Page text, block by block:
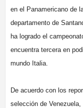
en el Panamericano de
departamento de
ha logrado el
encuentra tercera en
mundo Italia.
De acuerdo con los
selección de